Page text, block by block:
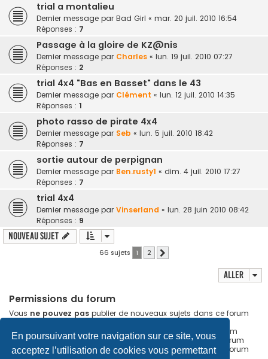
En poursuivant votre navigation sur ce site, vous
acceptez l’utilisation de cookies vous permettant
trial a montalieu
Dernier message par Bad Girl « mar. 20 juil. 2010 16:54
Réponses : 7
Passage à la gloire de KZ@nis
Dernier message par Charles « lun. 19 juil. 2010 07:27
Réponses : 2
trial 4x4 "Bas en Basset" dans le 43
Dernier message par Clément « lun. 12 juil. 2010 14:35
Réponses : 1
photo rasso de pirate 4x4
Dernier message par Seb « lun. 5 juil. 2010 18:42
Réponses : 7
sortie autour de perpignan
Dernier message par Ben.rusty1 « dim. 4 juil. 2010 17:27
Réponses : 7
trial 4x4
Dernier message par Vinserland « lun. 28 juin 2010 08:42
Réponses : 9
Nouveau sujet
66 sujets 1 2
Aller
Permissions du forum
Vous ne pouvez pas publier de nouveaux sujets dans ce forum
Vous
ne pouvez pasmodifier vos messages dans ce forum
Vousne pouvez passupprimer vos messages dans ce forum
Vousne pouvez pastransférer de pièces jointes dans ce forum